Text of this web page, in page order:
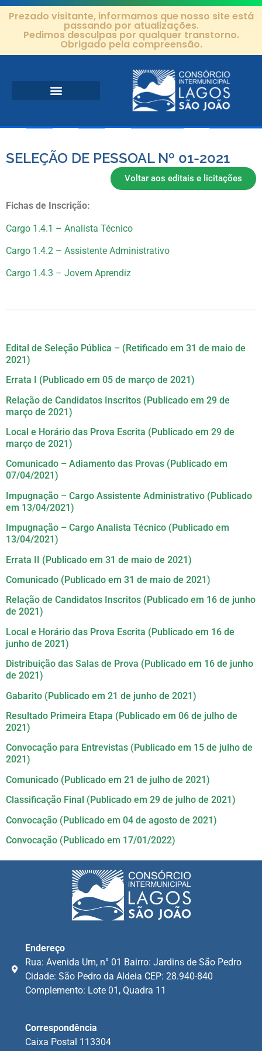
Prezado visitante, informamos que nosso site está
passando por atualizações.
Pedimos desculpas por qualquer transtorno.
Obrigado pela compreensão.
SELEÇÃO DE PESSOAL Nº 01-2021
Voltar aos editais e licitações
Fichas de Inscrição:
Cargo 1.4.1 – Analista Técnico
Cargo 1.4.2 – Assistente Administrativo
Cargo 1.4.3 – Jovem Aprendiz
Edital de Seleção Pública – (Retificado em 31 de maio de
2021)
Errata I (Publicado em 05 de março de 2021)
Relação de Candidatos Inscritos (Publicado em 29 de
março de 2021)
Local e Horário das Prova Escrita (Publicado em 29 de
março de 2021)
Comunicado – Adiamento das Provas (Publicado em
07/04/2021)
Impugnação – Cargo Assistente Administrativo (Publicado
em 13/04/2021)
Impugnação – Cargo Analista Técnico (Publicado em
13/04/2021)
Errata II (Publicado em 31 de maio de 2021)
Comunicado (Publicado em 31 de maio de 2021)
Relação de Candidatos Inscritos (Publicado em 16 de junho
de 2021)
Local e Horário das Prova Escrita (Publicado em 16 de
junho de 2021)
Distribuição das Salas de Prova (Publicado em 16 de junho
de 2021)
Gabarito (Publicado em 21 de junho de 2021)
Resultado Primeira Etapa (Publicado em 06 de julho de
2021)
Convocação para Entrevistas (Publicado em 15 de julho de
2021)
Comunicado (Publicado em 21 de julho de 2021)
Classificação Final (Publicado em 29 de julho de 2021)
Convocação (Publicado em 04 de agosto de 2021)
Convocação (Publicado em 17/01/2022)
Endereço
Rua: Avenida Um, n° 01 Bairro: Jardins de São Pedro
Cidade: São Pedro da Aldeia CEP: 28.940-840
Complemento: Lote 01, Quadra 11
Correspondência
Caixa Postal 113304